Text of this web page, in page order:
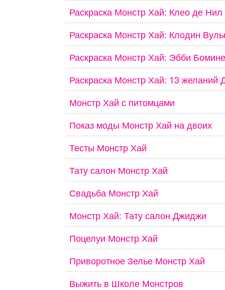
Раскраска Монстр Хай: Клео де Нил
Раскраска Монстр Хай: Клодин
Раскраска Монстр Хай: Эбби
Раскраска Монстр Хай: 13 желаний
Монстр Хай с питомцами
Показ моды Монстр Хай на двоих
Тесты Монстр Хай
Тату салон Монстр Хай
Свадьба Монстр Хай
Монстр Хай: Тату салон Джиджи
Поцелуи Монстр Хай
Приворотное Зелье Монстр Хай
Выжить в Школе Монстров